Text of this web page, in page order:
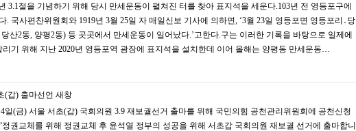
3.1절을 기념하기 위해 당시 만세운동이 펼쳐진 터를 찾아 표지석을 세운다.103년 전 영등포구에
. 국사편찬위원회와 1919년 3월 25일 자 매일신보 기사에 의하면, ‘3월 23일 영등포면 영등포리․당
산2동, 양평2동) 등 곳곳에서 만세운동이 일어났다.’고한다.구는 이러한 기록을 바탕으로 일제에
기 위해 지난 2020년 영등포역 광장에 표지석을 설치한데 이어 올해는 양평동 만세운동…
(갑) 출마선언 새창
일(금) 서울 서초(갑) 국회의원 3.9 재보궐선거 출마를 위해 국민의힘 공천관리위원회에 공천신청
권교체를 위해 정권교체 후 윤석열 정부의 성공을 위해 서초갑 국회의원 재보궐 선거에 출마합니